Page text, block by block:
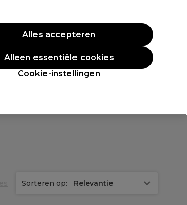
Aanmelden
Professionele Awards
Sorteren op: Relevantie
Cookie-instellingen
Alleen essentiële cookies
Alles accepteren